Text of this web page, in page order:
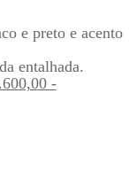
e preto e acento
entalhada.
-